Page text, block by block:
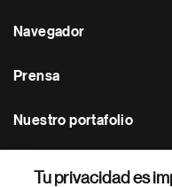
Navegador
Prensa
Nuestro portafolio
Tu privacidad es